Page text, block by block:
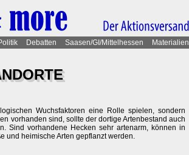
Debatten Saasen/GI/Mittelhessen Materialien
Wuchsfaktoren eine Rolle spielen, sondern
vorhanden sind, sollte der dortige Artenbestand auch
Sind vorhandene Hecken sehr artenarm, können in
und heimische Arten gepflanzt werden.